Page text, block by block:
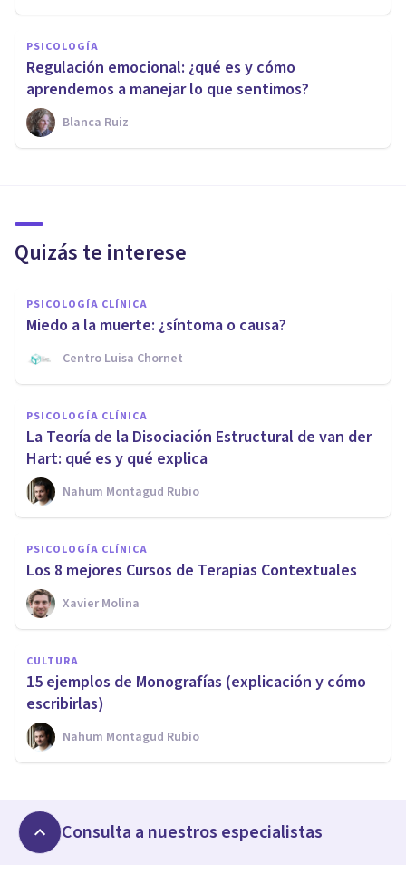
PSICOLOGÍA
Regulación emocional: ¿qué es y cómo
aprendemos a manejar lo que sentimos?
Blanca Ruiz
Quizás te interese
PSICOLOGÍA CLÍNICA
Miedo a la muerte: ¿síntoma o causa?
Centro Luisa Chornet
PSICOLOGÍA CLÍNICA
La Teoría de la Disociación Estructural de van der
Hart: qué es y qué explica
Nahum Montagud Rubio
PSICOLOGÍA CLÍNICA
Los 8 mejores Cursos de Terapias Contextuales
Xavier Molina
CULTURA
15 ejemplos de Monografías (explicación y cómo
escribirlas)
Nahum Montagud Rubio
Consulta a nuestros especialistas